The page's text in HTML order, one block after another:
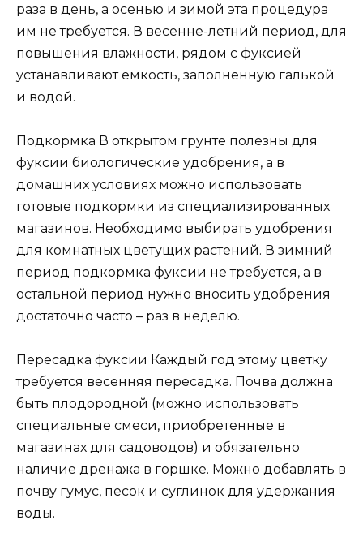
раза в день, а осенью и зимой эта процедура
им не требуется. В весенне-летний период, для
повышения влажности, рядом с фуксией
устанавливают емкость, заполненную галькой
и водой.
Подкормка В открытом грунте полезны для
фуксии биологические удобрения, а в
домашних условиях можно использовать
готовые подкормки из специализированных
магазинов. Необходимо выбирать удобрения
для комнатных цветущих растений. В зимний
период подкормка фуксии не требуется, а в
остальной период нужно вносить удобрения
достаточно часто – раз в неделю.
Пересадка фуксии Каждый год этому цветку
требуется весенняя пересадка. Почва должна
быть плодородной (можно использовать
специальные смеси, приобретенные в
магазинах для садоводов) и обязательно
наличие дренажа в горшке. Можно добавлять в
почву гумус, песок и суглинок для удержания
воды.